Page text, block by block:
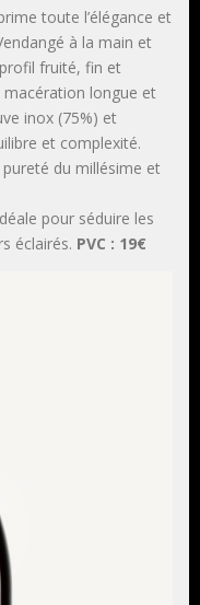
toute l’élégance et
à la main et
fruité, fin et
longue et
inox (75%) et
et complexité.
du millésime et
pour séduire les
éclairés. PVC : 19€